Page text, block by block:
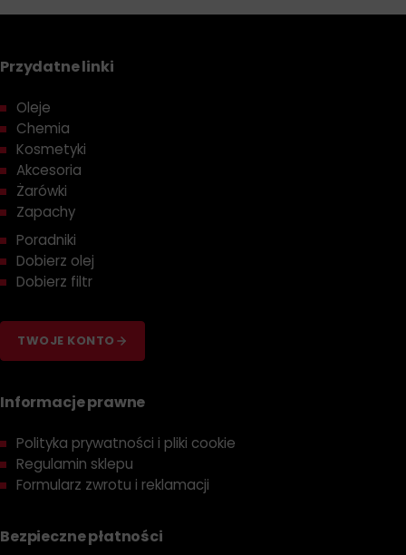
Przydatne linki
Oleje
Chemia
Kosmetyki
Akcesoria
Żarówki
Zapachy
Poradniki
Dobierz olej
Dobierz filtr
TWOJE KONTO
Informacje prawne
Polityka prywatności i pliki cookie
Regulamin sklepu
Formularz zwrotu i reklamacji
Bezpieczne płatności